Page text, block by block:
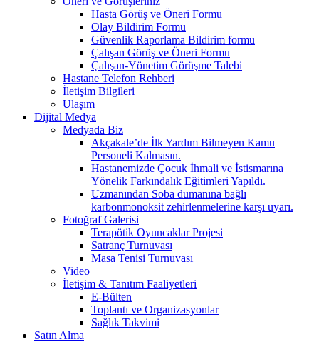
Hasta Görüş ve Öneri Formu
Olay Bildirim Formu
Güvenlik Raporlama Bildirim formu
Çalışan Görüş ve Öneri Formu
Çalışan-Yönetim Görüşme Talebi
Hastane Telefon Rehberi
İletişim Bilgileri
Ulaşım
Dijital Medya
Medyada Biz
Akçakale’de İlk Yardım Bilmeyen Kamu
Personeli Kalmasın.
Hastanemizde Çocuk İhmali ve İstismarına
Yönelik Farkındalık Eğitimleri Yapıldı.
Uzmanından Soba dumanına bağlı
karbonmonoksit zehirlenmelerine karşı uyarı.
Fotoğraf Galerisi
Terapötik Oyuncaklar Projesi
Satranç Turnuvası
Masa Tenisi Turnuvası
Video
İletişim & Tanıtım Faaliyetleri
E-Bülten
Toplantı ve Organizasyonlar
Sağlık Takvimi
Satın Alma